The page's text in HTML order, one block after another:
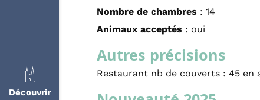
Découvrir
Nombre de chambres : 14
Animaux acceptés : oui
Autres précisions
Restaurant nb de couverts : 45 en